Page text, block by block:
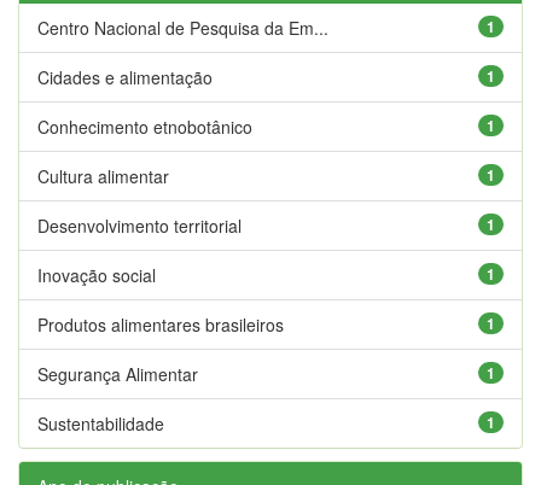
1
Centro Nacional de Pesquisa da Em...
1
Cidades e alimentação
1
Conhecimento etnobotânico
1
Cultura alimentar
1
Desenvolvimento territorial
1
Inovação social
1
Produtos alimentares brasileiros
1
Segurança Alimentar
1
Sustentabilidade